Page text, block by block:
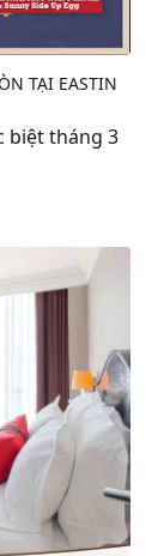
TẠI EASTIN
biệt tháng 3